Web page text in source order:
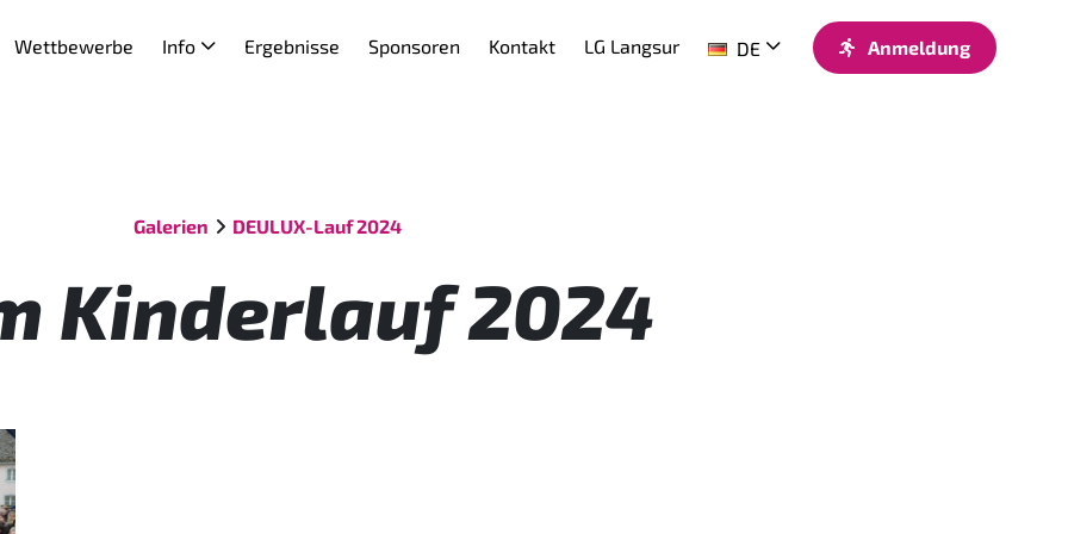
Wettbewerbe Info Ergebnisse Sponsoren Kontakt LG Langsur DE Anmeldung
Galerien DEULUX-Lauf 2024
Kinderlauf 2024